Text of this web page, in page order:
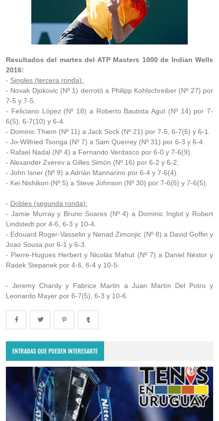
Resultados del martes del ATP Masters 1000 de Indian Wells
2016:
- Singles (tercera ronda):
- Novak Djokovic (Nº 1) derrotó a Philipp Kohlschreiber (Nº 27) por
7-5 y 7-5.
- Feliciano López (Nº 18) a Roberto Bautista Agut (Nº 14) por 7-
6(5), 6-7(10) y 6-4.
- Dominic Thiem (Nº 11) a Jack Sock (Nº 21) por 7-5, 6-7(5) y 6-1.
- Jo-Wilfried Tsonga (Nº 7) a Sam Querrey (Nº 31) por 6-3 y 6-4.
- Rafael Nadal (Nº 4) a Fernando Verdasco por 6-0 y 7-6(9).
- Alexander Zverev a Gilles Simón (Nº 16) por 6-2 y 6-2.
- John Isner (Nº 9) a Adrián Mannarino por 6-4 y 7-6(4).
- Kei Nishikori (Nº 5) a Steve Johnson (Nº 30) por 7-6(6) y 7-6(5).
- Dobles (segunda ronda):
- Jamie Murray y Bruno Soares (Nº 4) a Dominic Inglot y Robert
Lindstedt por 4-6, 6-3 y 10-4.
- Edouard Roger-Vasselin y Nenad Zimonjic (Nº 8) a David Goffin y
Joao Sousa por 6-1 y 6-3.
- Pierre-Hugues Herbert y Nicolás Mahut (Nº 7) a Daniel Néstor y
Radek Stepanek por 4-6, 6-4 y 10-5.
- Jeremy Chardy y Fabrice Martin a Juan Martín Del Potro y
Leonardo Mayer por 6-7(5), 6-3 y 10-6.
ENTRADAS QUE PUEDEN INTERESARTE